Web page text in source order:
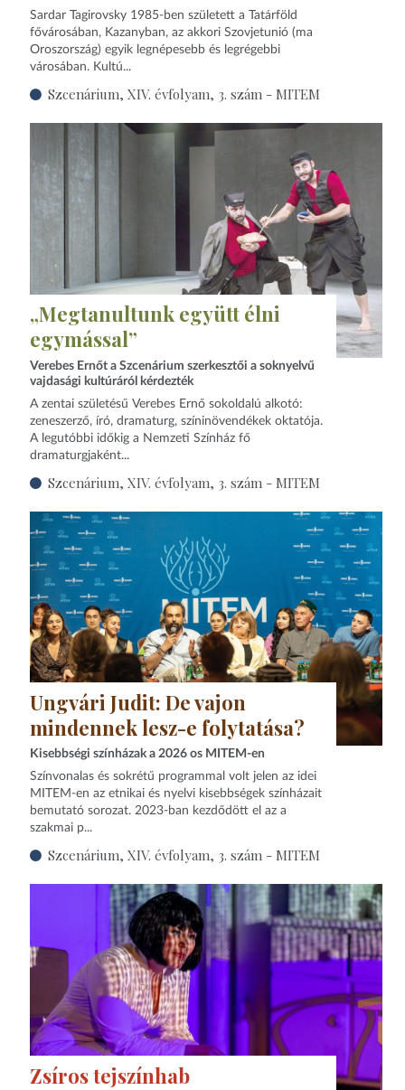
Sardar Tagirovsky 1985‑ben született a Tatárföld
fővárosában, Kazanyban, az akkori Szovjetunió (ma
Oroszország) egyik legnépesebb és legrégebbi
városában. Kultú...
Szcenárium, XIV. évfolyam, 3. szám - MITEM
„Megtanultunk együtt élni
egymással”
Verebes Ernőt a Szcenárium szerkesztői a soknyelvű
vajdasági kultúráról kérdezték
A zentai születésű Verebes Ernő sokoldalú alkotó:
zeneszerző, író, dramaturg, színinövendékek oktatója.
A legutóbbi időkig a Nemzeti Színház fő
dramaturgjaként...
Szcenárium, XIV. évfolyam, 3. szám - MITEM
Ungvári Judit: De vajon
mindennek lesz-e folytatása?
Kisebbségi színházak a 2026 os MITEM-en
Színvonalas és sokrétű programmal volt jelen az idei
MITEM-en az etnikai és nyelvi kisebbségek színházait
bemutató sorozat. 2023‑ban kezdődött el az a
szakmai p...
Szcenárium, XIV. évfolyam, 3. szám - MITEM
Zsíros tejszínhab